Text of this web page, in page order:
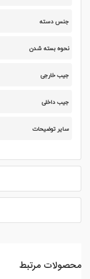
جنس دسته
نحوه بسته شدن
جیب خارجی
جیب داخلی
سایر توضیحات
محصولات مرتبط